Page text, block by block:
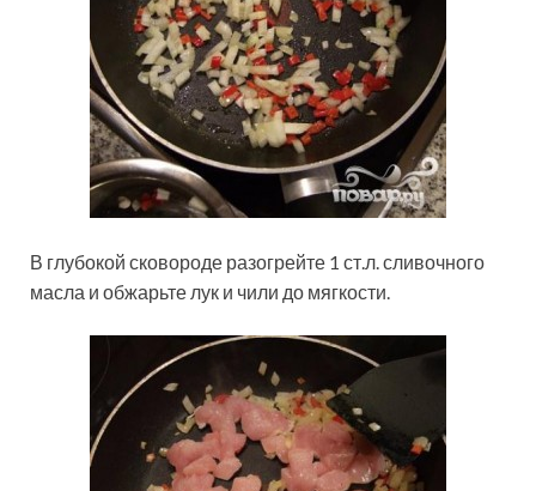
В глубокой сковороде разогрейте 1 ст.л. сливочного
масла и обжарьте лук и чили до мягкости.